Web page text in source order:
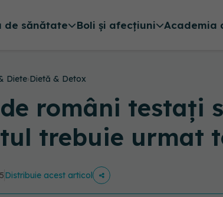
de sănătate Boli și afecțiuni Academia
Diete›Dietă & Detox
români testați
trebuie urmat
Distribuie acest articol